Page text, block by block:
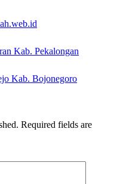
Kab. Pekalongan
Kab. Bojonegoro
Required fields are